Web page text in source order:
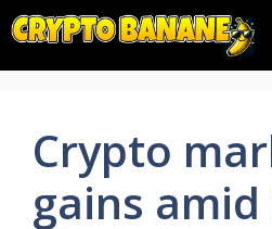
Aller
au
contenu
Crypto
gains